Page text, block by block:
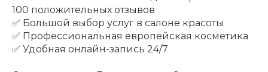
100 положительных отзывов
✅ Большой выбор услуг в салоне красоты
✅ Профессиональная европейская косметика
✅ Удобная онлайн-запись 24/7